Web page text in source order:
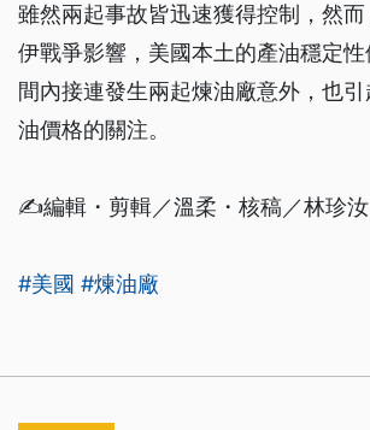
雖然兩起事故皆迅速獲得控制，然
伊戰爭影響，美國本土的產油穩定
間內接連發生兩起煉油廠意外，也
油價格的關注。
✍️編輯・剪輯／溫柔・核稿／林珍汝
#美國 #煉油廠